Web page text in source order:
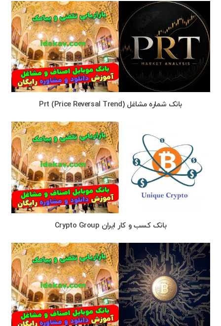
بانک شماره مشاغل Prt (Price Reversal Trend)
بانک کسب و کار ایران Crypto Group